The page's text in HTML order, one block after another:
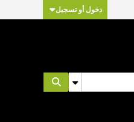
دخول أو تسجيل